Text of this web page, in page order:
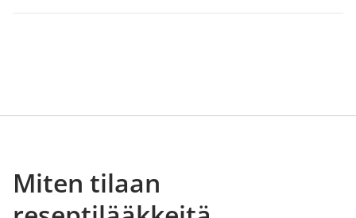
Miten tilaan